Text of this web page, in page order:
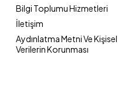
Bilgi Toplumu Hizmetleri
İletişim
Aydınlatma Metni Ve Kişisel
Verilerin Korunması